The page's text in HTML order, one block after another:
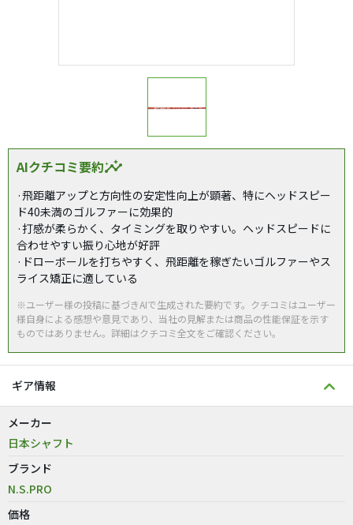
AIクチコミ要約insights
·飛距離アップと方向性の安定性向上が顕著、特にヘッドスピー
ド40未満のゴルファーに効果的
·打感が柔らかく、タイミングを取りやすい。ヘッドスピードに
合わせやすい振り心地が好評
·ドローボールを打ちやすく、飛距離を稼ぎたいゴルファーやス
ライス矯正に適している
※ユーザー様の投稿に基づきAIで生成された要約です。クチコミはユーザー
様自身による感想や意見であり、当社の見解または商品の性能保証を示す
ものではありません。詳細はクチコミ全文をご確認ください。
ギア情報
メーカー
日本シャフト
ブランド
N.S.PRO
価格